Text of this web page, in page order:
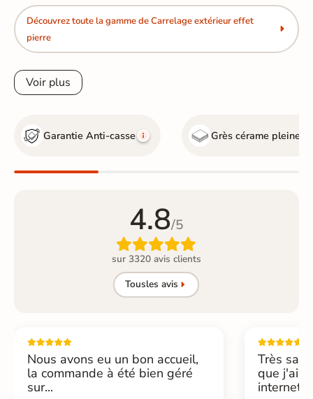
Découvrez toute la gamme de Carrelage extérieur effet
pierre
Voir plus
Garantie Anti-casse Grès cérame pleine
4.8/5

sur 3320 avis clients
Tousles avis
Nous avons eu un bon accueil,
la commande à été bien géré
sur...
Très
que j'ai
internet....